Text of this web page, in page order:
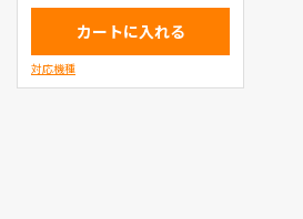
カートに入れる
対応機種